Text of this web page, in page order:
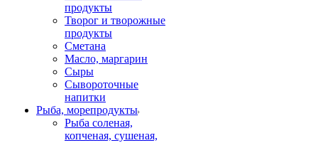
продукты
Творог и творожные
продукты
Сметана
Масло, маргарин
Сыры
Сывороточные
напитки
Рыба, морепродукты
Рыба соленая,
копченая, сушеная,